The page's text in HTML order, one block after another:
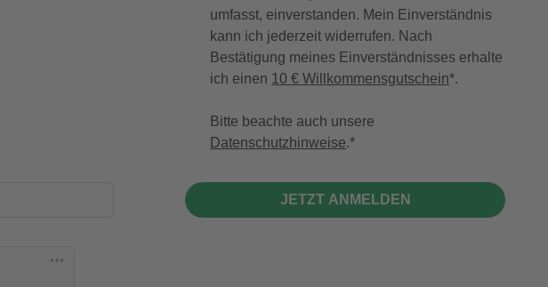
umfasst, einverstanden. Mein Einverständnis
kann ich jederzeit widerrufen. Nach
Bestätigung meines Einverständnisses erhalte
ich einen 10 € Willkommensgutschein*.
Bitte beachte auch unsere
Datenschutzhinweise.
JETZT ANMELDEN